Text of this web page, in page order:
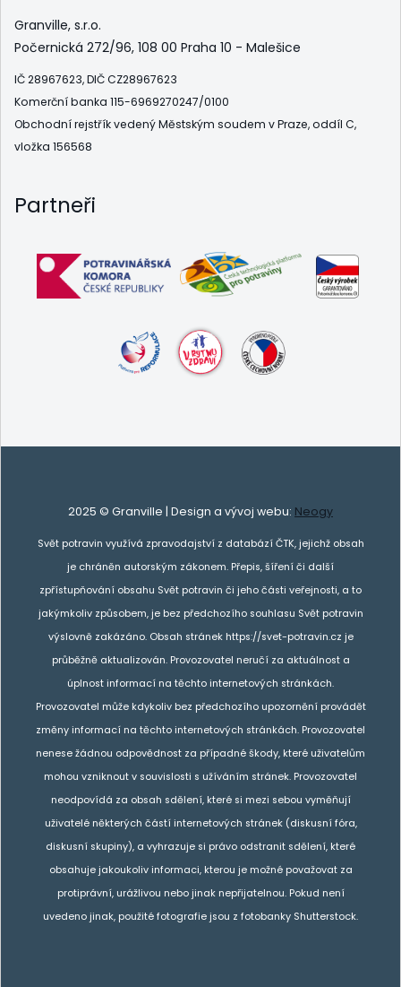
Granville, s.r.o.
Počernická 272/96, 108 00 Praha 10 - Malešice
IČ 28967623, DIČ CZ28967623
Komerční banka 115-6969270247/0100
Obchodní rejstřík vedený Městským soudem v Praze, oddíl C,
vložka 156568
Partneři
2025 © Granville | Design a vývoj webu: Neogy
Svět potravin využívá zpravodajství z databází ČTK, jejichž obsah
je chráněn autorským zákonem. Přepis, šíření či další
zpřístupňování obsahu Svět potravin či jeho části veřejnosti, a to
jakýmkoliv způsobem, je bez předchozího souhlasu Svět potravin
výslovně zakázáno. Obsah stránek https://svet-potravin.cz je
průběžně aktualizován. Provozovatel neručí za aktuálnost a
úplnost informací na těchto internetových stránkách.
Provozovatel může kdykoliv bez předchozího upozornění provádět
změny informací na těchto internetových stránkách. Provozovatel
nenese žádnou odpovědnost za případné škody, které uživatelům
mohou vzniknout v souvislosti s užíváním stránek. Provozovatel
neodpovídá za obsah sdělení, které si mezi sebou vyměňují
uživatelé některých částí internetových stránek (diskusní fóra,
diskusní skupiny), a vyhrazuje si právo odstranit sdělení, které
obsahuje jakoukoliv informaci, kterou je možné považovat za
protiprávní, urážlivou nebo jinak nepřijatelnou. Pokud není
uvedeno jinak, použité fotografie jsou z fotobanky Shutterstock.